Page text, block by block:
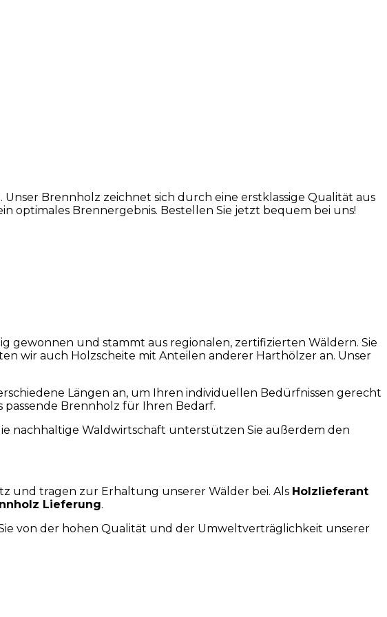
Brennholz zeichnet sich durch eine erstklassige Qualität aus
Brennergebnis. Bestellen Sie jetzt bequem bei uns!
gewonnen und stammt aus regionalen, zertifizierten Wäldern. Sie
wir auch Holzscheite mit Anteilen anderer Harthölzer an. Unser
Längen an, um Ihren individuellen Bedürfnissen gerecht
passende Brennholz für Ihren Bedarf.
nachhaltige Waldwirtschaft unterstützen Sie außerdem den
und tragen zur Erhaltung unserer Wälder bei. Als Holzlieferant
Lieferung.
von der hohen Qualität und der Umweltverträglichkeit unserer